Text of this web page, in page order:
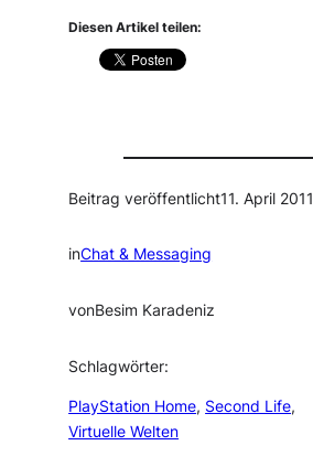
Diesen Artikel teilen:
Beitrag veröffentlicht11. April 2011
inChat & Messaging
vonBesim Karadeniz
Schlagwörter:
PlayStation Home, Second Life
Virtuelle Welten